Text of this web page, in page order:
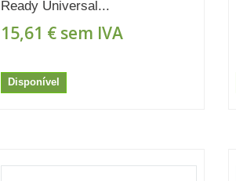
Ready Universal...
15,61 €sem IVA
Disponível